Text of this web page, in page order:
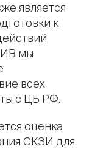
является
к
мы
всех
с ЦБ РФ.
оценка
СКЗИ для